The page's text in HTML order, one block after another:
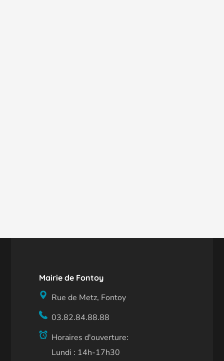
Mairie de Fontoy
Rue de Metz, Fontoy
03.82.84.88.88
Horaires d'ouverture:
Lundi : 14h-17h30